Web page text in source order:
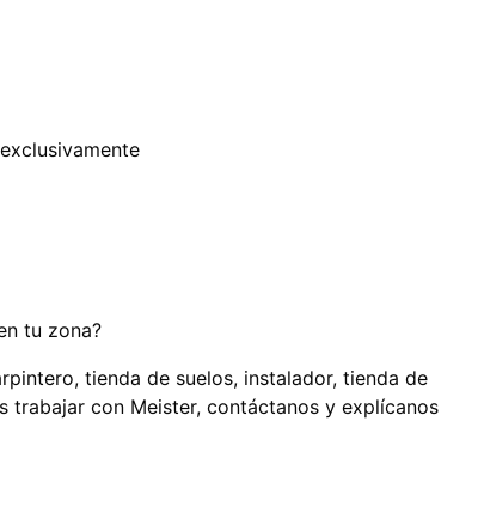
tu zona?
tienda de suelos, instalador, tienda de
trabajar con Meister, contáctanos y explícanos